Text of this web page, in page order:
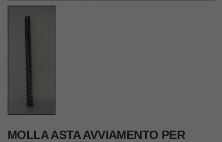
MOLLA ASTA AVVIAMENTO PER